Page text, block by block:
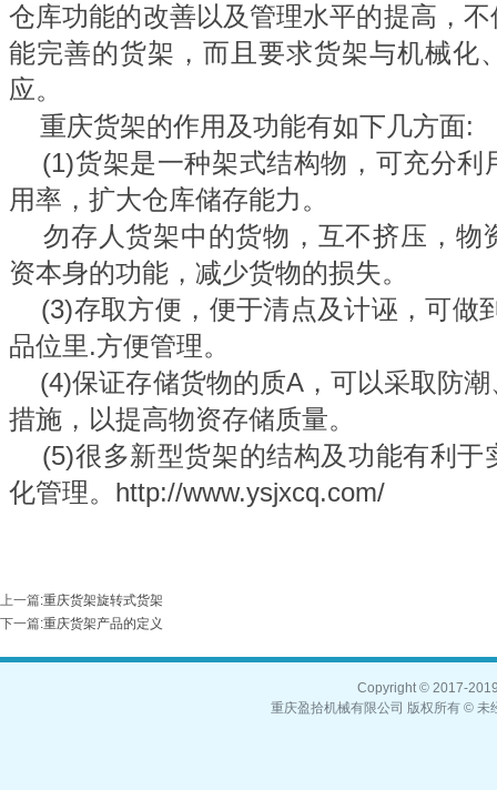
仓库功能的改善以及管理水平的提高，
能完善的货架，而且要求货架与机械化
应。
重庆货架的作用及功能有如下几方面:
(1)货架是一种架式结构物，可充分利
用率，扩大仓库储存能力。
勿存人货架中的货物，互不挤压，物
资本身的功能，减少货物的损失。
(3)存取方便，便于清点及计诬，可做
品位里.方便管理。
(4)保证存储货物的质A，可以采取防潮
措施，以提高物资存储质量。
(5)很多新型货架的结构及功能有利于
化管理。 http://www.ysjxcq.com/
上一篇:重庆货架旋转式货架
下一篇:重庆货架产品的定义
Copyright © 2017-
重庆盈拾机械有限公司 版权所有 ©